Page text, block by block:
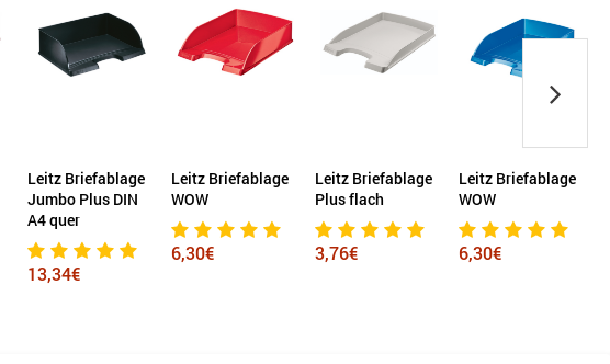
Leitz Briefablage
WOW
6,30€
Leitz Briefablage
Plus flach
3,76€
Leitz Briefablage
WOW
6,30€
Exacompta
Briefablage
Combo Midi
Linicolor® 4
St./Pack.